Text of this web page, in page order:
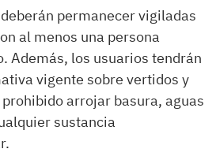
permanecer vigiladas
al menos una persona
Además, los usuarios tendrán
vigente sobre vertidos y
arrojar basura, aguas
sustancia